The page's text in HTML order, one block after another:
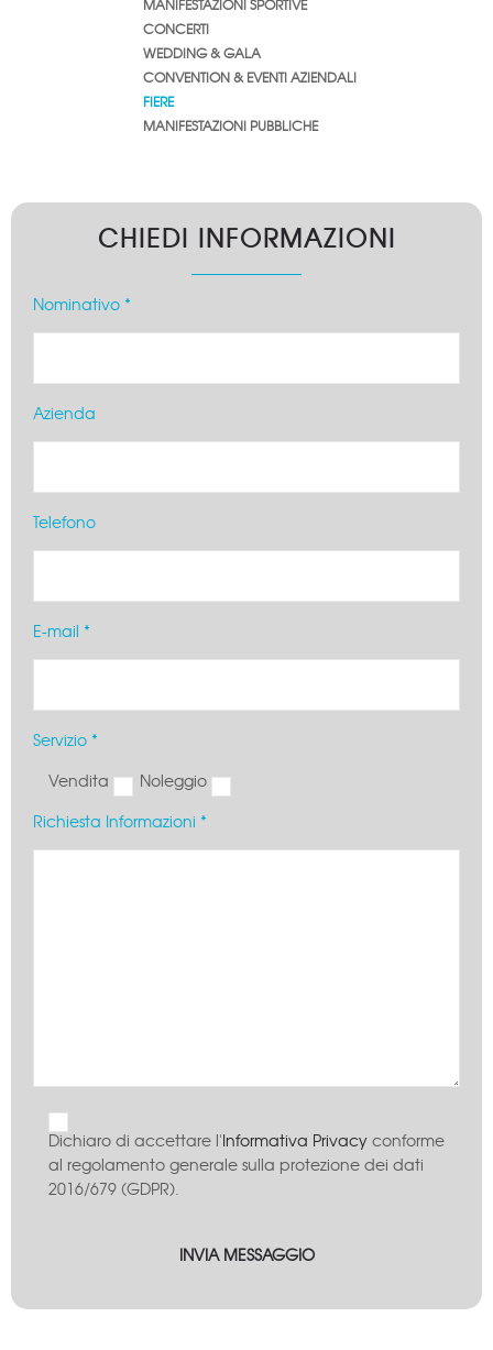
MANIFESTAZIONI SPORTIVE
CONCERTI
WEDDING & GALA
CONVENTION & EVENTI AZIENDALI
FIERE
MANIFESTAZIONI PUBBLICHE
CHIEDI INFORMAZIONI
Nominativo *
Azienda
Telefono
E-mail *
Servizio *
Vendita
Noleggio
Richiesta Informazioni *
Dichiaro di accettare l'Informativa Privacy conforme
al regolamento generale sulla protezione dei dati
2016/679 (GDPR).